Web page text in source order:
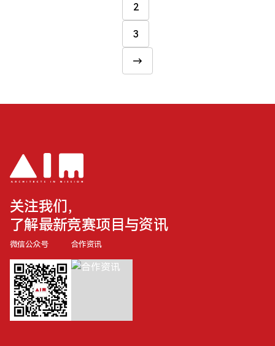
章
分
页
2
3
→
关注我们，
了解最新竞赛项目与资讯
微信公众号 合作资讯